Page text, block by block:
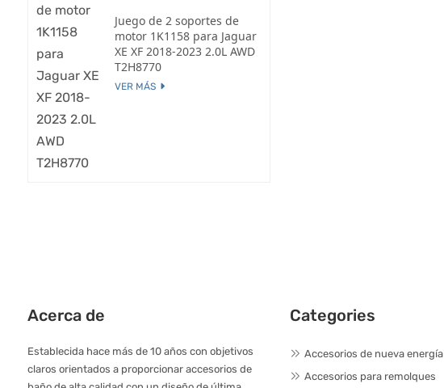
Juego de 2 soportes de
motor 1K1158 para Jaguar
XE XF 2018-2023 2.0L AWD
T2H8770
VER MÁS
Acerca de
Establecida hace más de 10 años con objetivos
claros orientados a proporcionar accesorios de
Categories
Accesorios de nueva energía
Accesorios para remolques